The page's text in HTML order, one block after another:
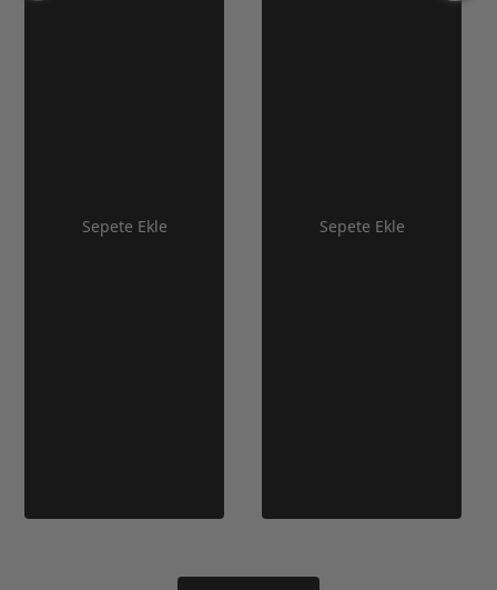
Sepete Ekle Sepete Ekle